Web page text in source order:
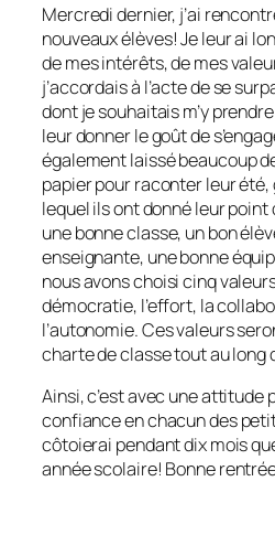
Mercredi dernier, j’ai
nouveaux élèves! Je leur ai
de mes intérêts, de mes
j’accordais à l’acte de se
dont je souhaitais m’y
leur donner le goût de
également laissé beaucoup
papier pour raconter leur
lequel ils ont donné leur point
une bonne classe, un bon
enseignante, une bonne
nous avons choisi cinq
démocratie, l’effort, la
l’autonomie. Ces valeurs
charte de classe tout au long
Ainsi, c’est avec une attitude
confiance en chacun des
côtoierai pendant dix mois
année scolaire! Bonne